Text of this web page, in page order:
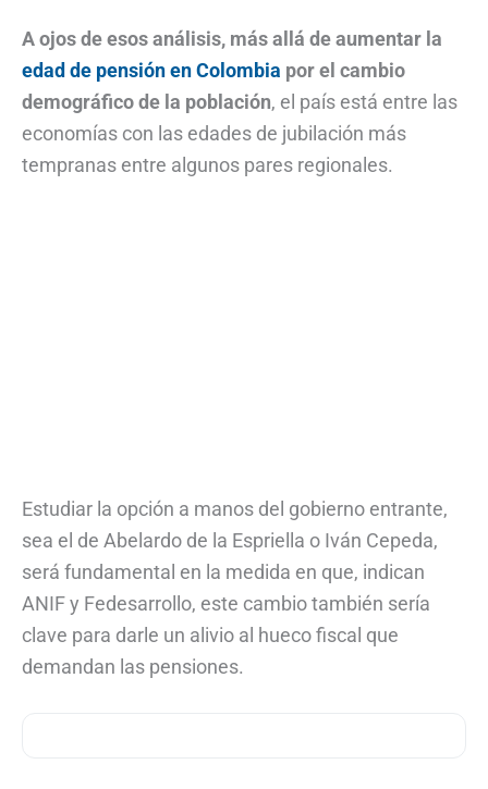
A ojos de esos análisis, más allá de aumentar la
edad de pensión en Colombia por el cambio
demográfico de la población, el país está entre las
economías con las edades de jubilación más
tempranas entre algunos pares regionales.
Estudiar la opción a manos del gobierno entrante,
sea el de Abelardo de la Espriella o Iván Cepeda,
será fundamental en la medida en que, indican
ANIF y Fedesarrollo, este cambio también sería
clave para darle un alivio al hueco fiscal que
demandan las pensiones.